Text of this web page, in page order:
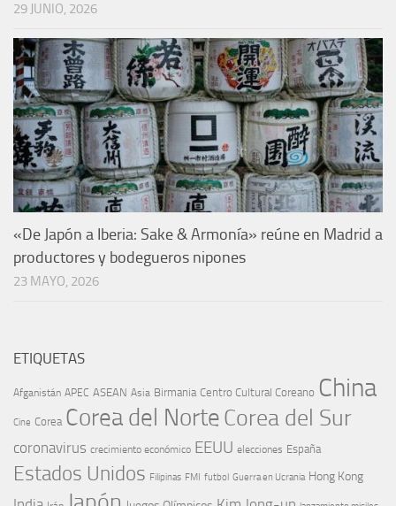
29 JUNIO, 2026
«De Japón a Iberia: Sake & Armonía» reúne en Madrid a
productores y bodegueros nipones
23 MAYO, 2026
ETIQUETAS
Afganistán APEC ASEAN Asia Birmania Centro Cultural Coreano China
Cine Corea Corea del NorteCorea del Sur
coronavirus crecimiento económico EEUU elecciones España
Estados Unidos Filipinas FMI futbol Guerra en Ucrania Hong Kong